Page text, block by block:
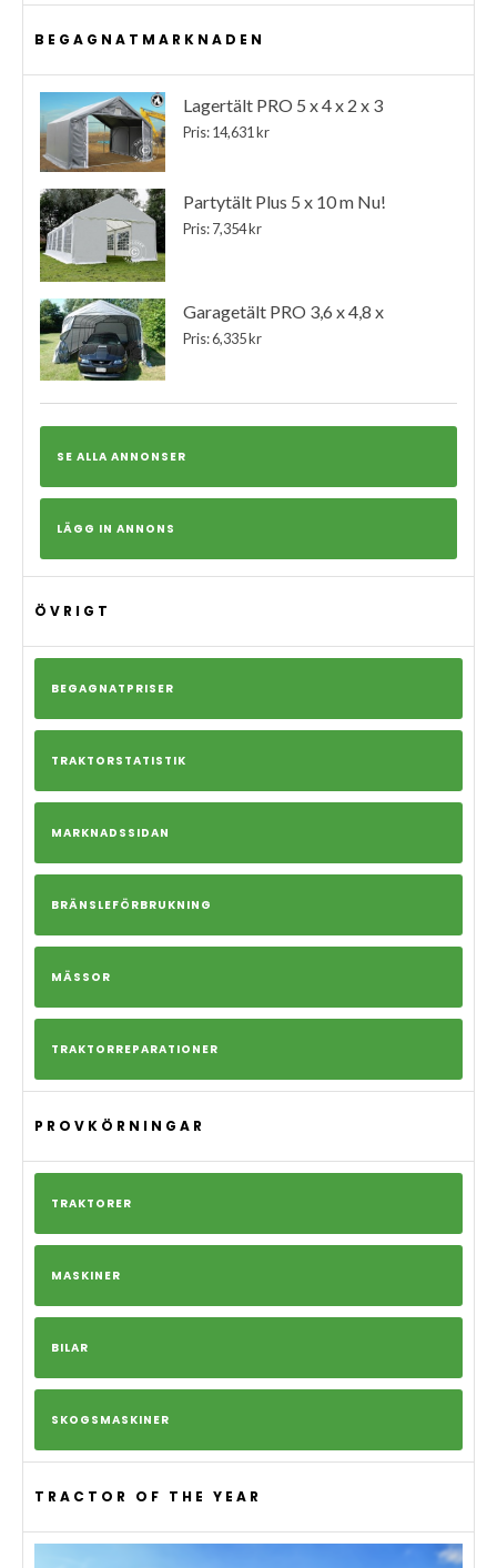
BEGAGNATMARKNADEN
Lagertält PRO 5 x 4 x 2 x 3
Pris: 14,631 kr
Partytält Plus 5 x 10 m Nu!
Pris: 7,354 kr
Garagetält PRO 3,6 x 4,8 x
Pris: 6,335 kr
SE ALLA ANNONSER
LÄGG IN ANNONS
ÖVRIGT
BEGAGNATPRISER
TRAKTORSTATISTIK
MARKNADSSIDAN
BRÄNSLEFÖRBRUKNING
MÄSSOR
TRAKTORREPARATIONER
PROVKÖRNINGAR
TRAKTORER
MASKINER
BILAR
SKOGSMASKINER
TRACTOR OF THE YEAR